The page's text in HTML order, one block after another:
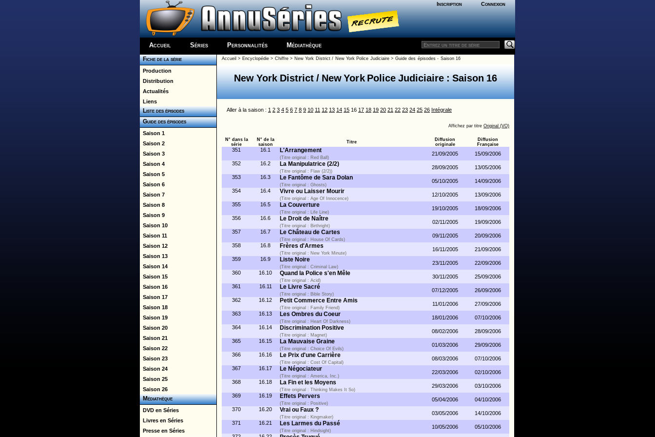
Inscription Connexion
Accueil Séries Personnalités Médiathèque
Fiche de la série
Production
Distribution
Actualités
Liens
Liste des épisodes
Guide des épisodes
Saison 1
Saison 2
Saison 3
Saison 4
Saison 5
Saison 6
Saison 7
Saison 8
Saison 9
Saison 10
Saison 11
Saison 12
Saison 13
Saison 14
Saison 15
Saison 16
Saison 17
Saison 18
Saison 19
Saison 20
Saison 21
Saison 22
Saison 23
Saison 24
Saison 25
Saison 26
Médiathèque
DVD en Séries
Livres en Séries
Presse en Séries
Accueil > Encyclopédie> Chiffre> New York District / New York Police Judiciaire> Guide des épisodes - Saison 16
New York District / New York Police Judiciaire : Saison 16
Aller à la saison : 1 2 3 4 5 6 7 8 9 10 11 12 13 14 15 16 17 18 19 20 21 22 23 24 25 26 Intégrale
Affichez par titre Original (VO)
N° dans la
série
N° de la
saison
Titre
Diffusion
originale
Diffusion
Française
351 16.1 L'Arrangement
(Titre original : Red Ball)
21/09/2005
15/09/2006
352
16.2 La Manipulatrice (2/2)
(Titre original : Flaw (2/2))
28/09/2005
13/05/2006
353
16.3 Le Fantôme de Sara Dolan
(Titre original : Ghosts)
05/10/2005
14/09/2006
354
16.4 Vivre ou Laisser Mourir
(Titre original : Age Of Innocence)
12/10/2005
13/09/2006
355
16.5 La Couverture
(Titre original : Life Line)
19/10/2005
18/09/2006
356
16.6 Le Droit de Naître
(Titre original : Birthright)
02/11/2005
19/09/2006
357
16.7 Le Château de Cartes
(Titre original : House Of Cards)
09/11/2005
20/09/2006
358
16.8 Frères d'Armes
(Titre original : New York Minute)
16/11/2005
21/09/2006
359
16.9 Liste Noire
(Titre original : Criminal Law)
23/11/2005
22/09/2006
360
16.10 Quand la Police s'en Mêle
(Titre original : Acid)
30/11/2005
25/09/2006
361
16.11 Le Livre Sacré
(Titre original : Bible Story)
07/12/2005
26/09/2006
362
16.12 Petit Commerce Entre Amis
(Titre original : Family Friend)
11/01/2006
27/09/2006
363
16.13 Les Ombres du Coeur
(Titre original : Heart Of Darkness)
18/01/2006
07/10/2006
364
16.14 Discrimination Positive
(Titre original : Magnet)
08/02/2006
28/09/2006
365
16.15 La Mauvaise Graine
(Titre original : Choice Of Evils)
01/03/2006
29/09/2006
366
16.16 Le Prix d'une Carrière
(Titre original : Cost Of Capital)
08/03/2006
07/10/2006
367
16.17 Le Négociateur
(Titre original : America, Inc.)
22/03/2006
02/10/2006
368
16.18 La Fin et les Moyens
(Titre original : Thinking Makes It So)
29/03/2006
03/10/2006
369
16.19 Effets Pervers
(Titre original : Positive)
05/04/2006
04/10/2006
370
16.20 Vrai ou Faux ?
(Titre original : Kingmaker)
03/05/2006
14/10/2006
371
16.21 Les Larmes du Passé
(Titre original : Hindsight)
10/05/2006
05/10/2006